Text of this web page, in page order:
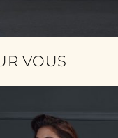
VOUS